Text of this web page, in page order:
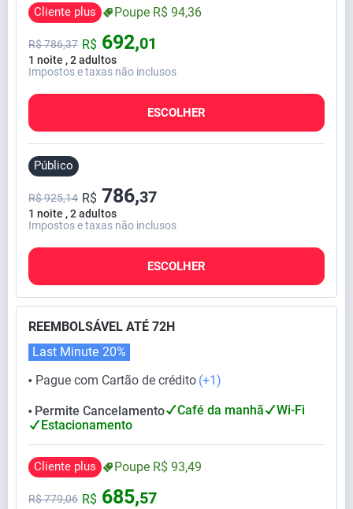
Cliente plus Poupe R$ 94,36
1 noite , 2 adultos
R$786,37 R$ 692,01
Impostos e taxas não inclusos
ESCOLHER
Público
1 noite , 2 adultos
R$ 925,14 R$ 786,37
Impostos e taxas não inclusos
ESCOLHER
REEMBOLSÁVEL ATÉ 72H
⬤ Pague com Cartão de crédito (+1)
Last Minute 20%
⬤ Permite Cancelamento Café da manhã
Wi-Fi
Estacionamento
Cliente plus Poupe R$ 93,49
R$779,06 R$ 685,57